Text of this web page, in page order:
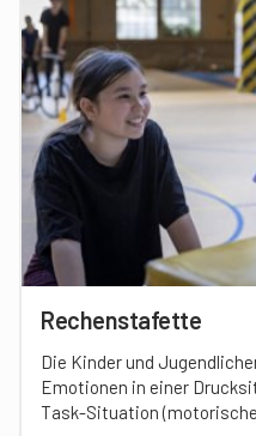
Rechenstafette
Die Kinder und
Emotionen in einer
Task-Situation